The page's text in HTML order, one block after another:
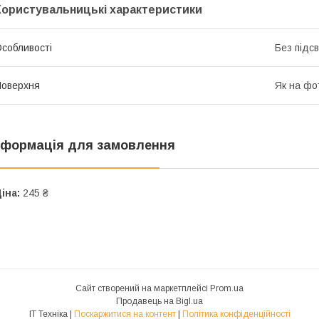
характеристики
Без
Як на
для замовлення
245 ₴
Сайт створений на маркетплейсі Prom.ua
Продавець на Bigl.ua
IT Техніка | Поскаржитися на контент | Політика конфіденційності